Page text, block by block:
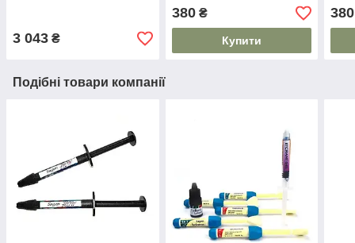
3 043 ₴
380₴
Купити
380
Подібні товари компанії